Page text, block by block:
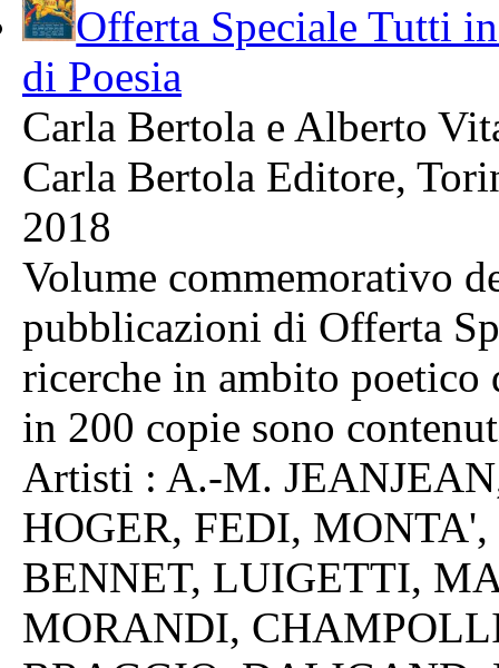
Offerta Speciale Tutti
di Poesia
Carla Bertola e Alberto
Carla Bertola Editore,
2018
Volume commemorativo
pubblicazioni di Offerta
ricerche in ambito
in 200 copie sono
Artisti : A.-M.
HOGER, FEDI,
BENNET, LUIGETTI,
MORANDI,